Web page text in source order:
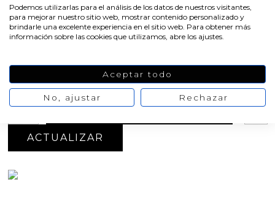
Capacidad
30 cc 150 cc 500 cc
-20%
6,59 €
5,27 €
No hay opiniones
de momento
AÑADIR AL CARRITO
Podemos utilizarlas para el análisis de los datos de nuestros visitantes,
para mejorar nuestro sitio web, mostrar contenido personalizado y
brindarle una excelente experiencia en el sitio web. Para obtener más
información sobre las cookies que utilizamos, abre los ajustes.
Aceptar todo
No, ajustar Rechazar